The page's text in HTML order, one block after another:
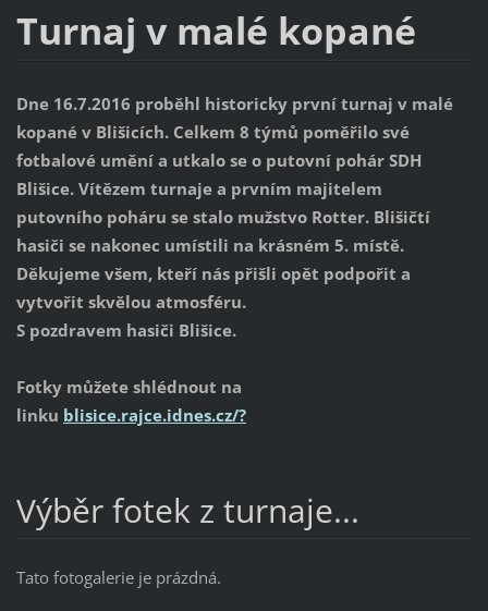
Turnaj v malé kopané
Dne 16.7.2016 proběhl historicky první turnaj v malé
kopané v Blišicích. Celkem 8 týmů poměřilo své
fotbalové umění a utkalo se o putovní pohár SDH
Blišice. Vítězem turnaje a prvním majitelem
putovního poháru se stalo mužstvo Rotter. Blišičtí
hasiči se nakonec umístili na krásném 5. místě.
Děkujeme všem, kteří nás přišli opět podpořit a
vytvořit skvělou atmosféru.
S pozdravem hasiči Blišice.
Fotky můžete shlédnout na
linku blisice.rajce.idnes.cz/?
Výběr fotek z turnaje...
Tato fotogalerie je prázdná.